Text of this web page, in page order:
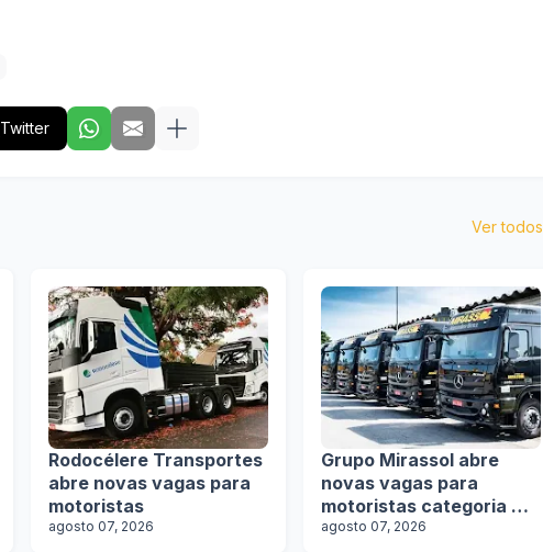
Twitter
Ver todos
Rodocélere Transportes
abre novas vagas para
motoristas
agosto 07, 2026
Grupo Mirassol abre
novas vagas para
motoristas categoria D e
E
agosto 07, 2026